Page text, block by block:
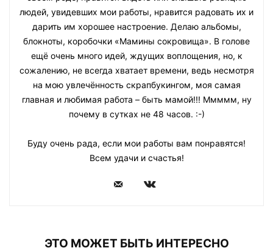
людей, увидевших мои работы, нравится радовать их и
дарить им хорошее настроение. Делаю альбомы,
блокноты, коробочки «Мамины сокровища». В голове
ещё очень много идей, ждущих воплощения, но, к
сожалению, не всегда хватает времени, ведь несмотря
на мою увлечённость скрапбукингом, моя самая
главная и любимая работа – быть мамой!!! Ммммм, ну
почему в сутках не 48 часов. :-)
Буду очень рада, если мои работы вам понравятся!
Всем удачи и счастья!
ЭТО МОЖЕТ БЫТЬ ИНТЕРЕСНО